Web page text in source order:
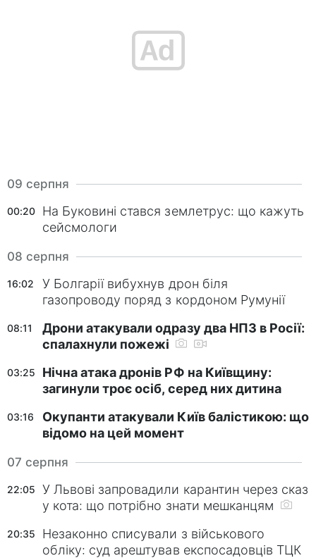
09 серпня
00:20
На Буковині стався землетрус: що кажуть
сейсмологи
08 серпня
16:02
У Болгарії вибухнув дрон біля
газопроводу поряд з кордоном Румунії
08:11
Дрони атакували одразу два НПЗ в Росії:
спалахнули пожежі
03:25
Нічна атака дронів РФ на Київщину:
загинули троє осіб, серед них дитина
03:16
Окупанти атакували Київ балістикою: що
відомо на цей момент
07 серпня
22:05
У Львові запровадили карантин через сказ
у кота: що потрібно знати мешканцям
20:35
Незаконно списували з військового
обліку: суд арештував експосадовців ТЦК